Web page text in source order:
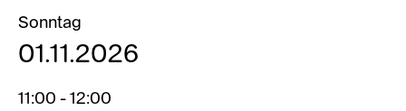
Sonntag
01.11.2026
11:00 - 12:00